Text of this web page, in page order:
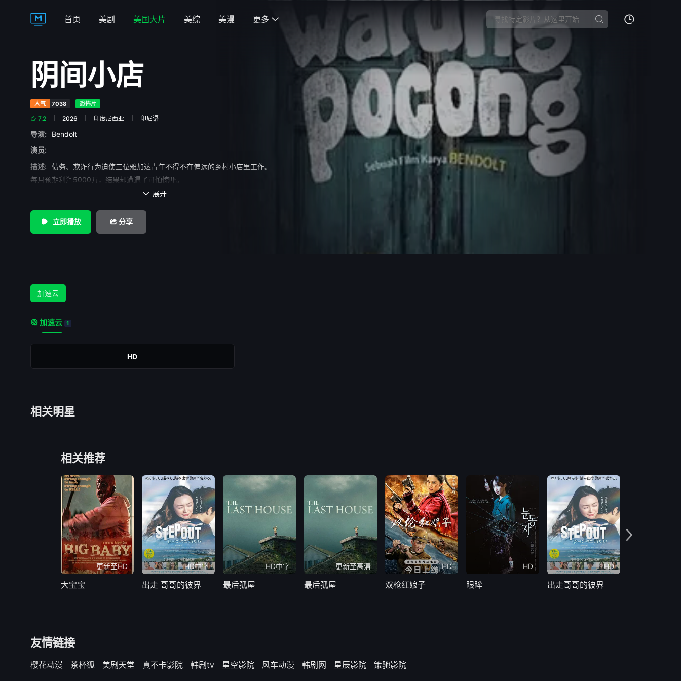
首页 美剧 美国大片 美综 美漫 更多 
阴间小店
人气 7038 恐怖片
7.2 2026 印度尼西亚 印尼语
导演:
Bendolt
演员:
描述:
债务、欺诈行为迫使三位雅加达青年不得不在偏远的乡村小店里工作。
每月预期利润5000万，结果却遭遇了可怕惊吓。
 展开
立即播放 分享
加速云
加速云 1
HD
相关明星
相关推荐
更新至HD
大宝宝
HD中字
出走 哥哥的彼界
HD中字
最后孤屋
更新至高清
最后孤屋
HD
双枪红娘子
HD
眼眸
HD
出走哥哥的彼界
友情链接
樱花动漫 茶杯狐 美剧天堂 真不卡影院 韩剧tv 星空影院 风车动漫 韩剧网 星辰影院 策驰影院